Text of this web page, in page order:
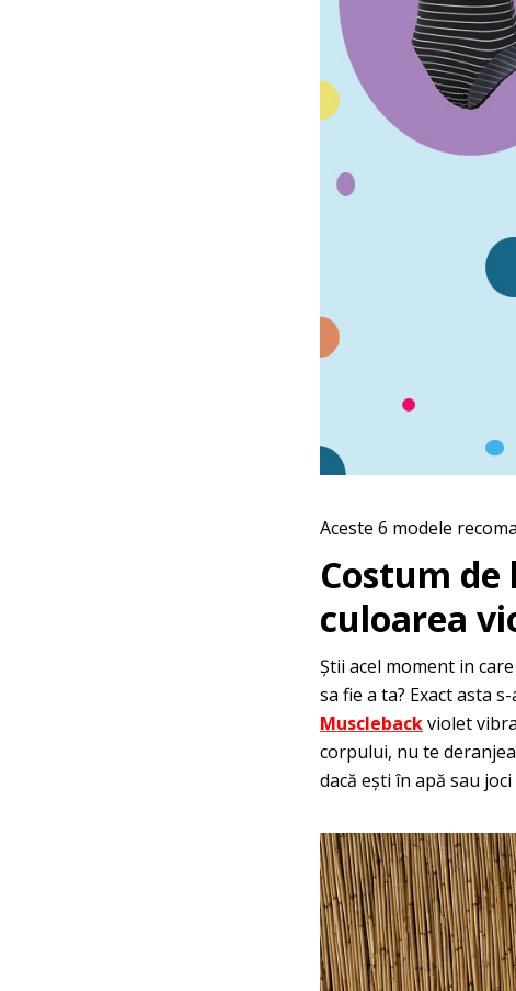
Aceste 6 modele
Costum de
culoarea
Știi acel moment in
sa fie a ta? Exact asta
Musclebackviolet
corpului, nu te
dacă ești în apă sau